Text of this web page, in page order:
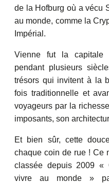
de la Hofburg où a vécu
au monde, comme la
Impérial.
Vienne fut la capitale
pendant plusieurs
trésors qui invitent à la
fois traditionnelle et
voyageurs par la
imposants, son
Et bien sûr, cette
chaque coin de rue ! Ce
classée depuis 2009 «
vivre au monde »